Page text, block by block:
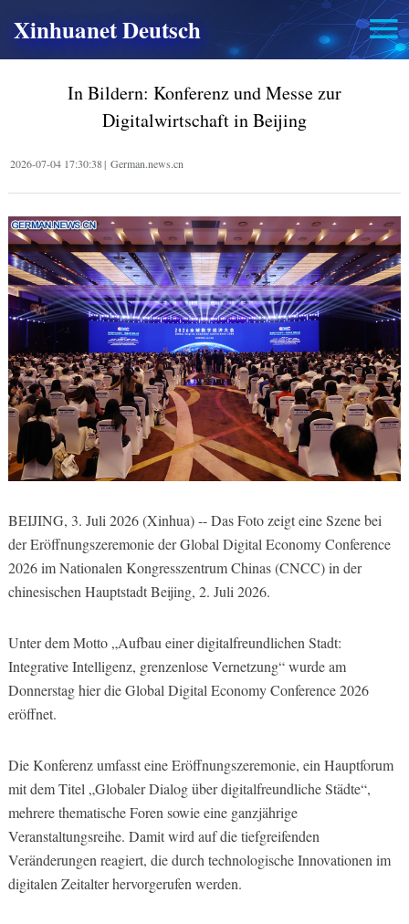
Xinhuanet Deutsch
In Bildern: Konferenz und Messe zur
Digitalwirtschaft in Beijing
2026-07-04 17:30:38| German.news.cn
BEIJING, 3. Juli 2026 (Xinhua) -- Das Foto zeigt eine Szene bei
der Eröffnungszeremonie der Global Digital Economy Conference
2026 im Nationalen Kongresszentrum Chinas (CNCC) in der
chinesischen Hauptstadt Beijing, 2. Juli 2026.
Unter dem Motto „Aufbau einer digitalfreundlichen Stadt:
Integrative Intelligenz, grenzenlose Vernetzung“ wurde am
Donnerstag hier die Global Digital Economy Conference 2026
eröffnet.
Die Konferenz umfasst eine Eröffnungszeremonie, ein Hauptforum
mit dem Titel „Globaler Dialog über digitalfreundliche Städte“,
mehrere thematische Foren sowie eine ganzjährige
Veranstaltungsreihe. Damit wird auf die tiefgreifenden
Veränderungen reagiert, die durch technologische Innovationen im
digitalen Zeitalter hervorgerufen werden.